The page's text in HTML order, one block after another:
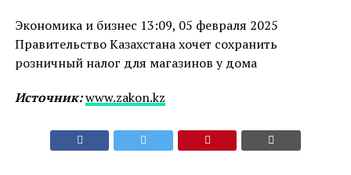
Экономика и бизнес 13:09, 05 февраля 2025
Правительство Казахстана хочет сохранить
розничный налог для магазинов у дома
Источник:www.zakon.kz